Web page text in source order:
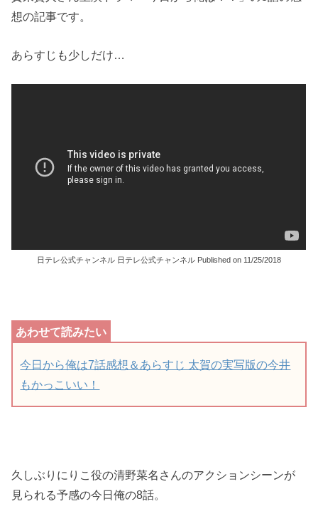
想の記事です。
あらすじも少しだけ…
日テレ公式チャンネル 日テレ公式チャンネル Published on 11/25/2018
今日から俺は7話感想＆あらすじ 太賀の実写版の今井
もかっこいい！
久しぶりにりこ役の清野菜名さんのアクションシーンが
見られる予感の今日俺の8話。